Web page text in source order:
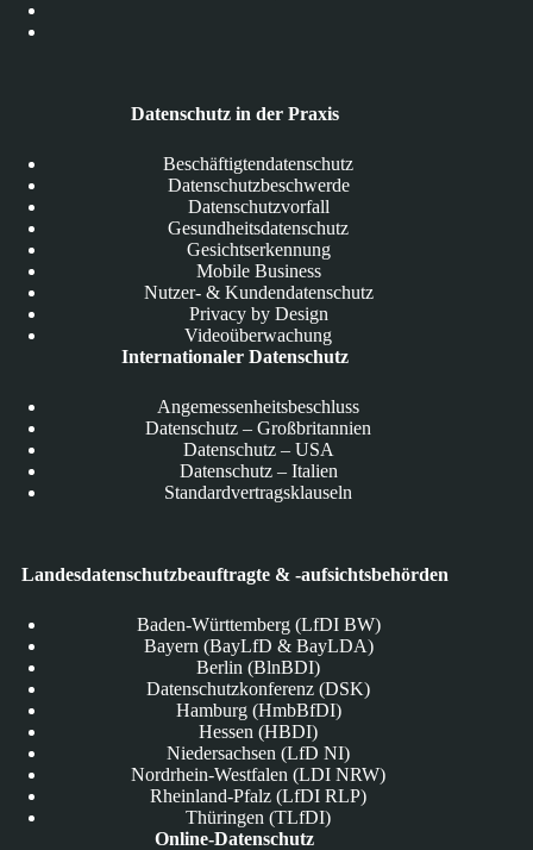
Datenschutz in der Praxis
Beschäftigtendatenschutz
Datenschutzbeschwerde
Datenschutzvorfall
Gesundheitsdatenschutz
Gesichtserkennung
Mobile Business
Nutzer- & Kundendatenschutz
Privacy by Design
Videoüberwachung
Internationaler Datenschutz
Angemessenheitsbeschluss
Datenschutz – Großbritannien
Datenschutz – USA
Datenschutz – Italien
Standardvertragsklauseln
Landesdatenschutzbeauftragte & -aufsichtsbehörden
Baden-Württemberg (LfDI BW)
Bayern (BayLfD & BayLDA)
Berlin (BlnBDI)
Datenschutzkonferenz (DSK)
Hamburg (HmbBfDI)
Hessen (HBDI)
Niedersachsen (LfD NI)
Nordrhein-Westfalen (LDI NRW)
Rheinland-Pfalz (LfDI RLP)
Thüringen (TLfDI)
Online-Datenschutz